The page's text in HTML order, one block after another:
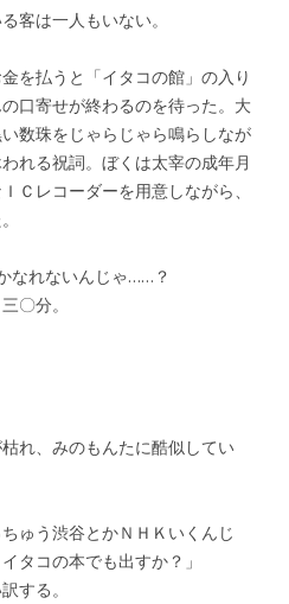
客は一人もいない。
を払うと「イタコの館」の入り
口寄せが終わるのを待った。大
数珠をじゃらじゃら鳴らしなが
れる祝詞。ぼくは太宰の成年月
Ｃレコーダーを用意しながら、
なれないんじゃ……？
〇分。
れ、みのもんたに酷似してい
ゅう渋谷とかＮＨＫいくんじ
タコの本でも出すか？」
する。